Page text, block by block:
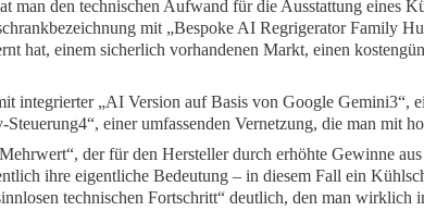
man den technischen Aufwand für die Ausstattung eines
mit „Bespoke AI Regrigerator Family
hat, einem sicherlich vorhandenen Markt, einen
integrierter „AI Version auf Basis von Google Gemini3“,
einer umfassenden Vernetzung, die man mit
der für den Hersteller durch erhöhte Gewinne
ihre eigentliche Bedeutung – in diesem Fall ein
technischen Fortschritt“ deutlich, den man wirklich